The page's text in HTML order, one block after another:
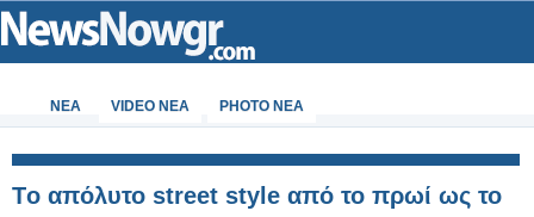
ΝΕΑ VIDEO NEA PHOTO NEA
Tο απόλυτο street style από το πρωί ως το